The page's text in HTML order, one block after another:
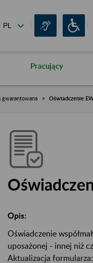
Pracujący
gwarantowana Oświadczenie
Opis:
Oświadczenie
uposażonej - innej niż
Aktualizacja